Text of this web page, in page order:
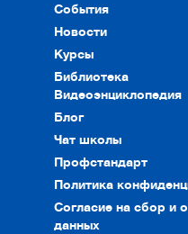
События
Новости
Курсы
Библиотека
Видеоэнциклопедия
Блог
Чат школы
Профстандарт
Политика
Согласие на сбор и
данных